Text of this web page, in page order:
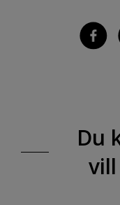
Du
vill